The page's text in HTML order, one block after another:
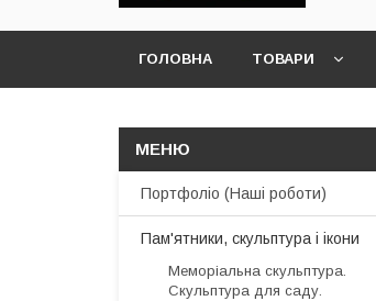
ГОЛОВНА ТОВАРИ
Портфоліо (Наші роботи)
Пам'ятники, скульптура і ікони
Меморіальна скульптура.
Скульптура для саду.